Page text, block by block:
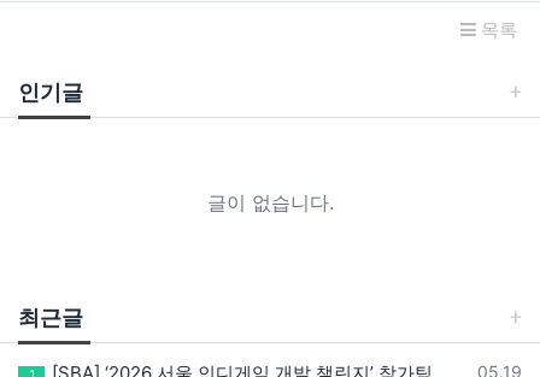
목록
인기글
글이 없습니다.
최근글
등록일
05.19